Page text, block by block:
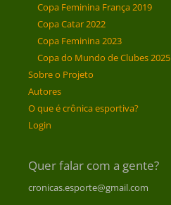
Copa Feminina França 2019
Copa Catar 2022
Copa Feminina 2023
Copa do Mundo de Clubes 2025
Sobre o Projeto
Autores
O que é crônica esportiva?
Login
Quer falar com a gente?
cronicas.esporte@gmail.com